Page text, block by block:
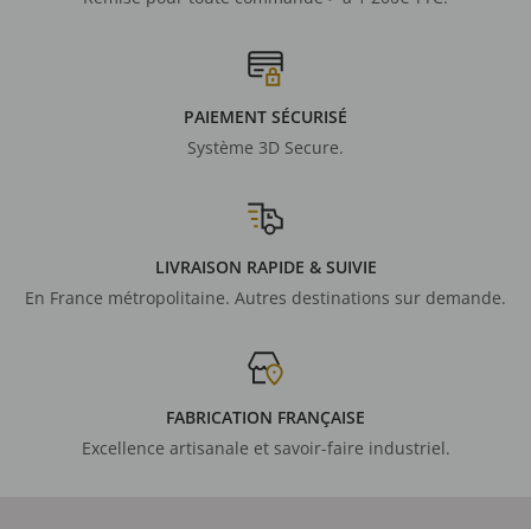
PAIEMENT SÉCURISÉ
Système 3D Secure.
LIVRAISON RAPIDE & SUIVIE
En France métropolitaine. Autres destinations sur demande.
FABRICATION FRANÇAISE
Excellence artisanale et savoir-faire industriel.